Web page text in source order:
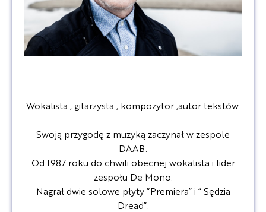
Wokalista , gitarzysta , kompozytor ,autor tekstów.
Swoją przygodę z muzyką zaczynał w zespole
DAAB.
Od 1987 roku do chwili obecnej wokalista i lider
zespołu De Mono.
Nagrał dwie solowe płyty “Premiera” i “ Sędzia
Dread”.